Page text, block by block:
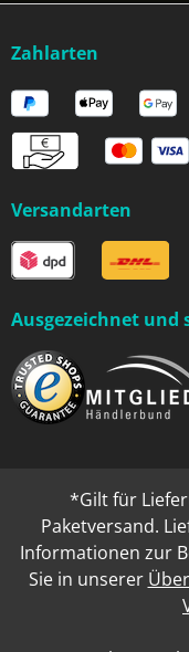
Zahlarten
Versandarten
Ausgezeichnet und
*Gilt für
Paketversand.
Informationen zur
Sie in unserer